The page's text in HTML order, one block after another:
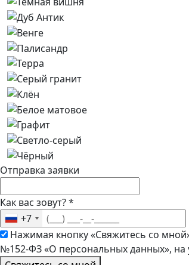
Отправка заявки
Как вас зовут?*
+7
Нажимая кнопку «Свяжитесь со
№152-ФЗ «О персональных данных», на